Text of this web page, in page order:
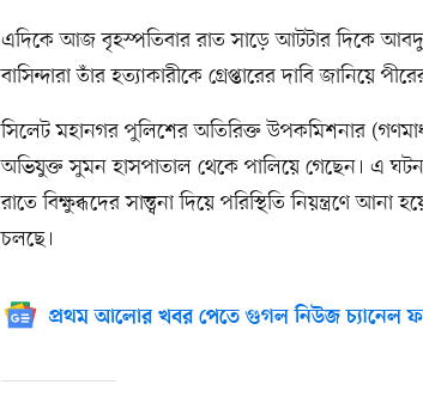
এদিকে আজ বৃহস্প‌তিবার রাত সাড়ে আটটার দিকে
বা‌সিন্দারা তাঁর হত‌্যাকারীকে গ্রেপ্তারের দা‌বি জা‌নিয়ে
সিলেট মহানগর পুলিশের অতিরিক্ত উপকমিশনার
অভিযুক্ত সুমন হাসপাতাল থেকে পালিয়ে গেছেন। এ
রাতে বিক্ষুব্ধদের সান্ত্বনা দিয়ে প‌রি‌স্থি‌তি নিয়ন্ত্রণে আনা
চলছে।
প্রথম আলোর খবর পেতে গুগল নিউজ চ্যানেল